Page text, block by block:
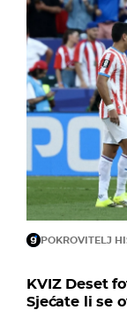
POKROVITELJ
KVIZ Deset
Sjećate li se